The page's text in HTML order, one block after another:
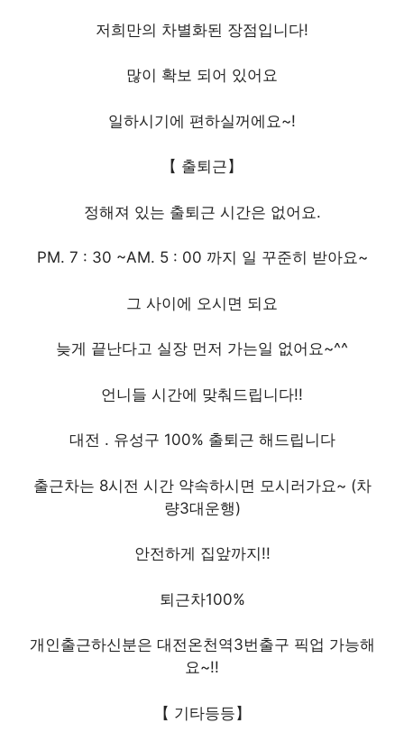
저희만의 차별화된 장점입니다!
많이 확보 되어 있어요
일하시기에 편하실꺼에요~!
【 출퇴근】
정해져 있는 출퇴근 시간은 없어요.
PM. 7 : 30 ~AM. 5 : 00 까지 일 꾸준히 받아요~
그 사이에 오시면 되요
늦게 끝난다고 실장 먼저 가는일 없어요~^^
언니들 시간에 맞춰드립니다!!
대전 . 유성구 100% 출퇴근 해드립니다
출근차는 8시전 시간 약속하시면 모시러가요~ (차
량3대운행)
안전하게 집앞까지!!
퇴근차100%
개인출근하신분은 대전온천역3번출구 픽업 가능해
요~!!
【 기타등등】